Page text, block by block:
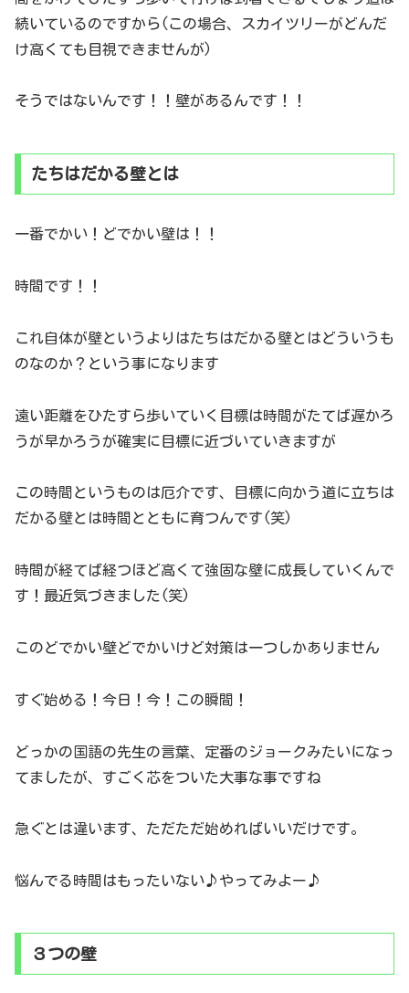
続いているのですから(この場合、スカイツリーがどんだ
け高くても目視できませんが)
そうではないんです！！壁があるんです！！
たちはだかる壁とは
一番でかい！どでかい壁は！！
時間です！！
これ自体が壁というよりはたちはだかる壁とはどういうも
のなのか？という事になります
遠い距離をひたすら歩いていく目標は時間がたてば遅かろ
うが早かろうが確実に目標に近づいていきますが
この時間というものは厄介です、目標に向かう道に立ちは
だかる壁とは時間とともに育つんです(笑)
時間が経てば経つほど高くて強固な壁に成長していくんで
す！最近気づきました(笑)
このどでかい壁どでかいけど対策は一つしかありません
すぐ始める！今日！今！この瞬間！
どっかの国語の先生の言葉、定番のジョークみたいになっ
てましたが、すごく芯をついた大事な事ですね
急ぐとは違います、ただただ始めればいいだけです。
悩んでる時間はもったいない♪やってみよー♪
３つの壁